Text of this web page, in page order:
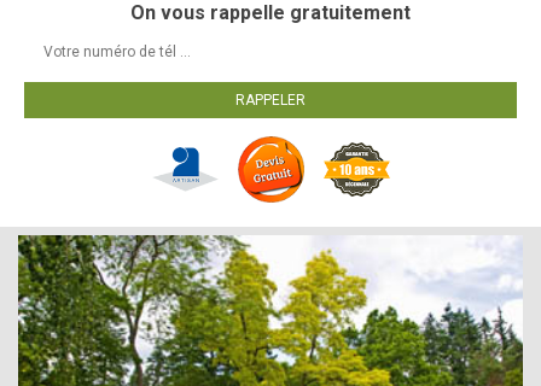
On vous rappelle gratuitement